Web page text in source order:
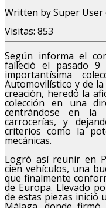
Written by Super User
Visitas: 853
Según informa el
falleció el pasado
importantísima
Automovilístico y de
creación, heredó la
colección en una
centrándose en la
carrocerías, y
criterios como la
mecánicas.
Logró así reunir en
cien vehículos, una
que finalmente
de Europa. Llevado
de estas piezas inició